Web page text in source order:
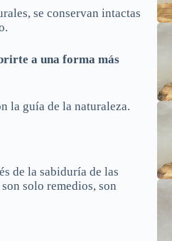
se conservan intactas
a una forma más
la guía de la naturaleza.
de la sabiduría de las
solo remedios, son